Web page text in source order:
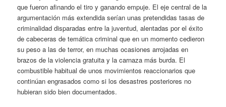
que fueron afinando el tiro y ganando empuje. El eje central de la
argumentación más extendida serían unas pretendidas tasas de
criminalidad disparadas entre la juventud, alentadas por el éxito
de cabeceras de temática criminal que en un momento cedieron
su peso a las de terror, en muchas ocasiones arrojadas en
brazos de la violencia gratuita y la carnaza más burda. El
combustible habitual de unos movimientos reaccionarios que
continúan engrasados como si los desastres posteriores no
hubieran sido bien documentados.